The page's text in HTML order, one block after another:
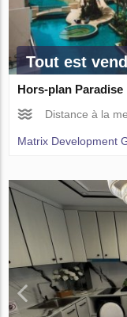
Tout est
Hors-plan
Distance à la
Matrix Development